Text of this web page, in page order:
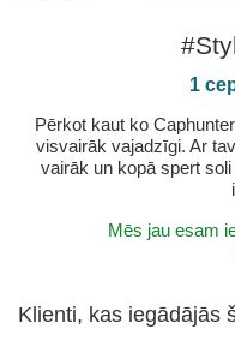
1
Pērkot kaut ko
visvairāk vajadzīgi. Ar
vairāk un kopā spert
Mēs jau esam
Klienti, kas iegādājās